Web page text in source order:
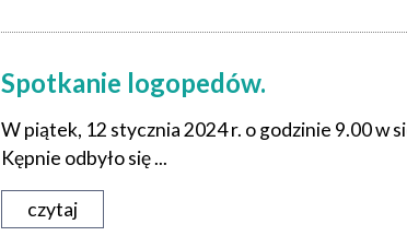
Spotkanie logopedów.
W piątek, 12 stycznia 2024 r. o godzinie 9.00 w
Kępnie odbyło się ...
czytaj